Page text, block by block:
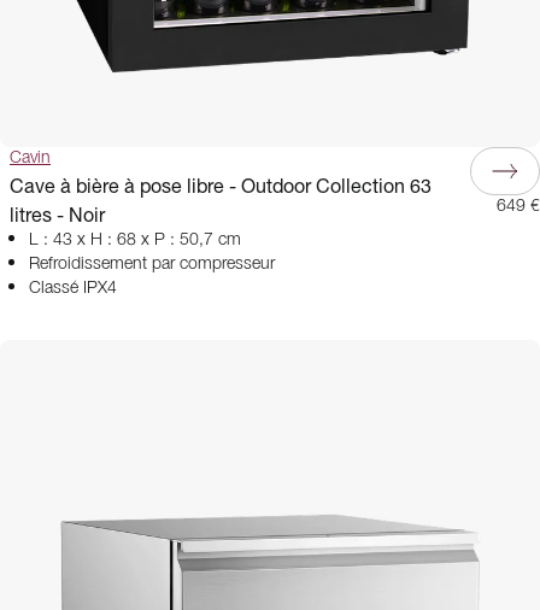
Cavin
Cave à bière à pose libre - Outdoor Collection 63
litres - Noir
L : 43 x H : 68 x P : 50,7 cm
Refroidissement par compresseur
Classé IPX4
649 €